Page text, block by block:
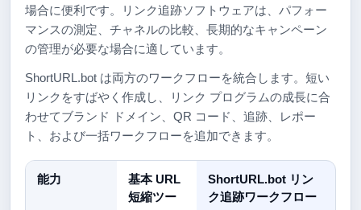
場合に便利です。リンク追跡ソフトウェアは、パフォー
マンスの測定、チャネルの比較、長期的なキャンペーン
の管理が必要な場合に適しています。
ShortURL.bot は両方のワークフローを統合します。短い
リンクをすばやく作成し、リンク プログラムの成長に合
わせてブランド ドメイン、QR コード、追跡、レポー
ト、および一括ワークフローを追加できます。
能力
基本 URL
短縮ツー
ShortURL.bot リン
ク追跡ワークフロー